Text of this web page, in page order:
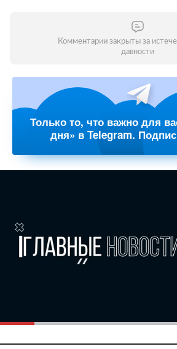
Комментарии закрыты за
давности
Только то, что важно для
дня» в Telegram.